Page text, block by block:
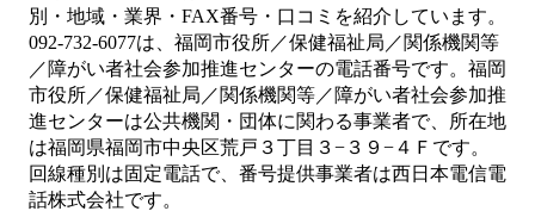
別・地域・業界・FAX番号・口コミを紹介しています。
092-732-6077は、 福岡市役所／保健福祉局／関係機関等
／障がい者社会参加推進センターの電話番号です。 福岡
市役所／保健福祉局／関係機関等／障がい者社会参加推
進センターは公共機関・団体に関わる事業者で、所在地
は福岡県福岡市中央区荒戸３丁目３−３９−４Ｆ です。
回線種別は固定電話で、番号提供事業者は西日本電信電
話株式会社です。